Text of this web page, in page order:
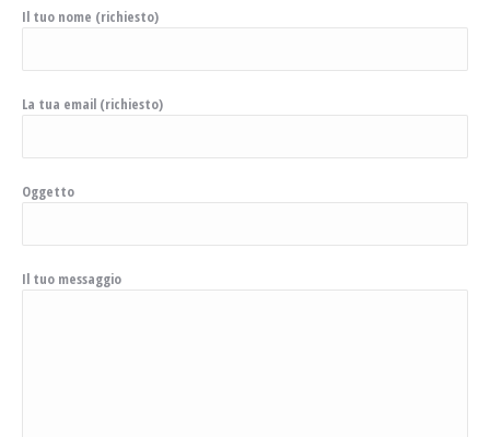
Il tuo nome (richiesto)
La tua email (richiesto)
Oggetto
Il tuo messaggio